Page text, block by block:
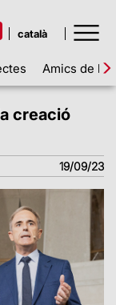
Amics de la
creació
19/09/23